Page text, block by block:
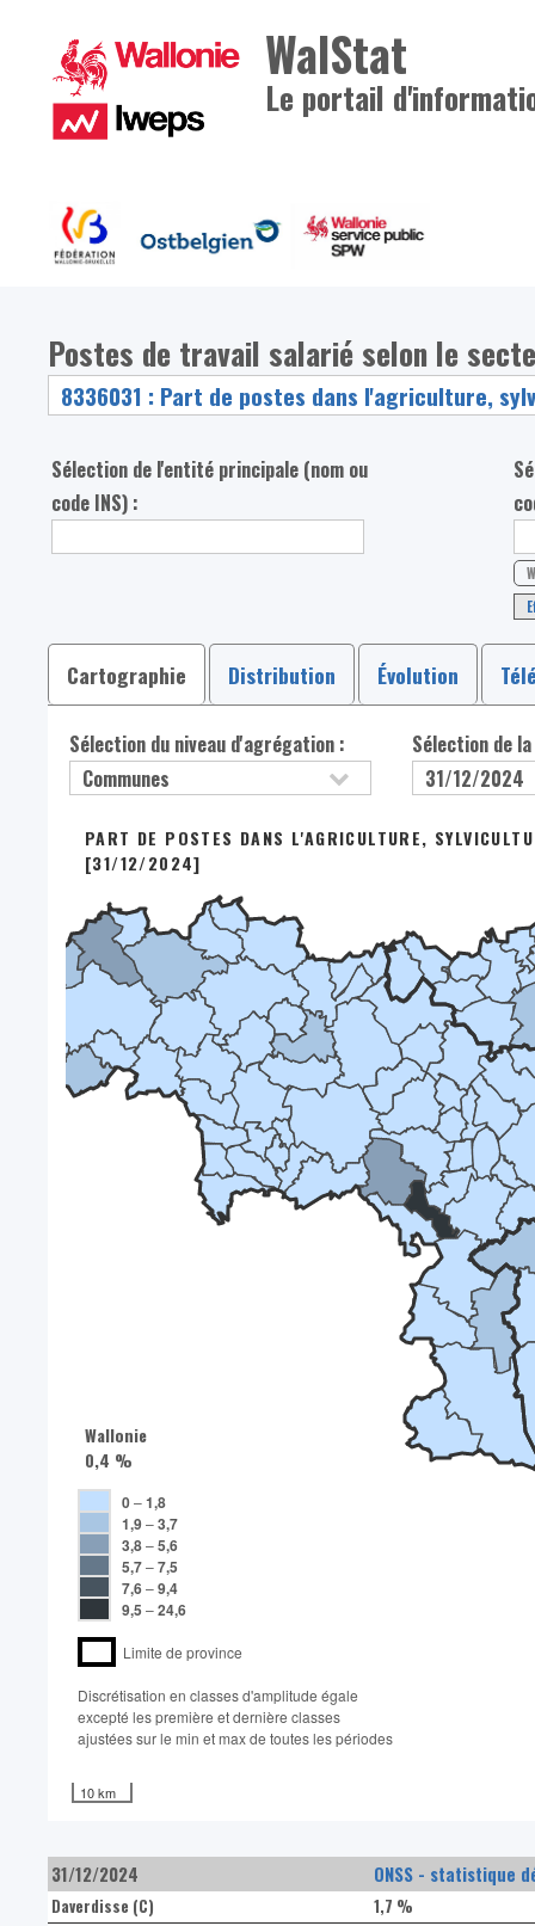
WalStat
Le portail
Postes de travail salarié selon le
Sélection de l'entité principale (nom ou
code INS) :
Cartographie Distribution Évolution
Sélection du niveau d'agrégation : Sélection de
PART DE POSTES DANS L'AGRICULTURE,
[31/12/2024]
Wallonie
0,4 %
0–1,8
1,9–3,7
3,8–5,6
5,7–7,5
7,6–9,4
9,5 –24,6
Limite de province
Discrétisation en classes d'amplitude égale​
excepté les première et dernière classes
ajustées sur le min et max de toutes les périodes
10 km
31/12/2024 ONSS - statistique
Daverdisse (C)
1,7 %